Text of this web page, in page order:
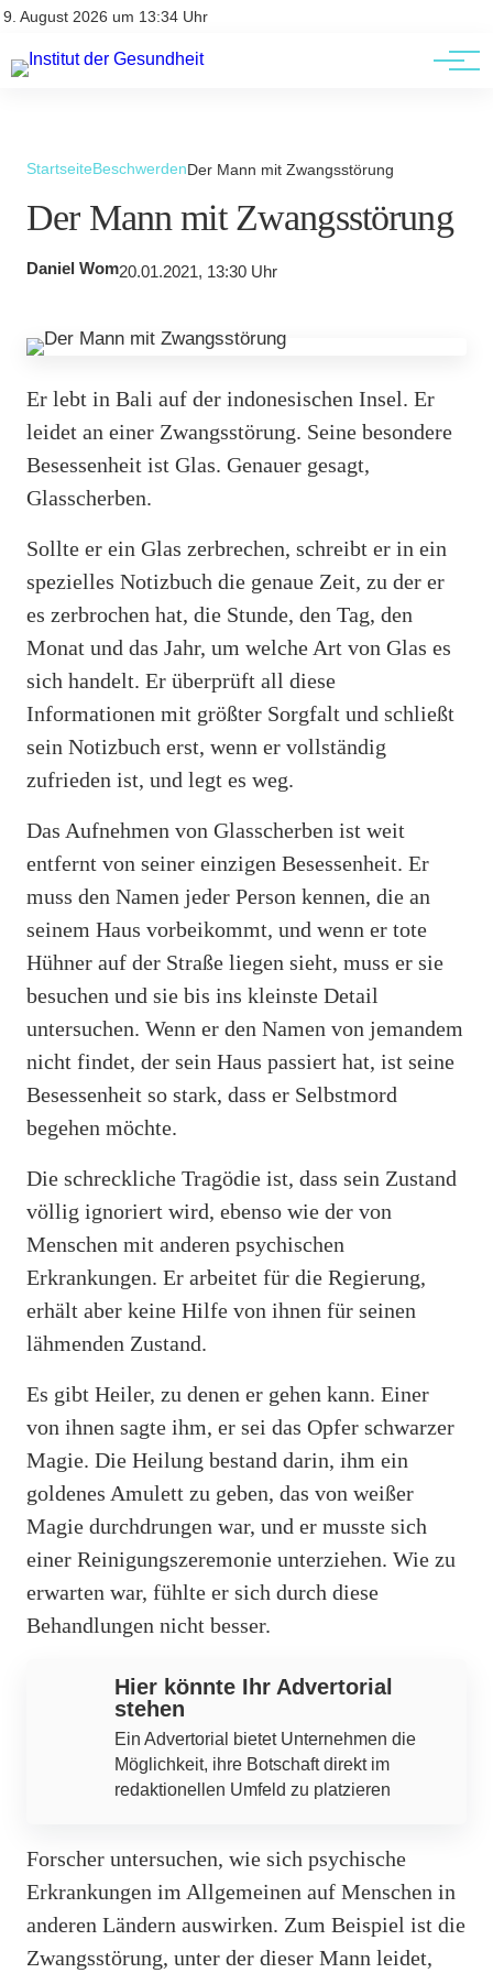
9. August 2026 um 13:34 Uhr
Kontakt
Kontakt
AGBs
StartseiteBeschwerdenDer Mann mit Zwangsstörung
Der Mann mit Zwangsstörung
Daniel Wom20.01.2021, 13:30 Uhr
Er lebt in Bali auf der indonesischen Insel. Er
leidet an einer Zwangsstörung. Seine besondere
Besessenheit ist Glas. Genauer gesagt,
Glasscherben.
Sollte er ein Glas zerbrechen, schreibt er in ein
spezielles Notizbuch die genaue Zeit, zu der er
es zerbrochen hat, die Stunde, den Tag, den
Monat und das Jahr, um welche Art von Glas es
sich handelt. Er überprüft all diese
Informationen mit größter Sorgfalt und schließt
sein Notizbuch erst, wenn er vollständig
zufrieden ist, und legt es weg.
Das Aufnehmen von Glasscherben ist weit
entfernt von seiner einzigen Besessenheit. Er
muss den Namen jeder Person kennen, die an
seinem Haus vorbeikommt, und wenn er tote
Hühner auf der Straße liegen sieht, muss er sie
besuchen und sie bis ins kleinste Detail
untersuchen. Wenn er den Namen von jemandem
nicht findet, der sein Haus passiert hat, ist seine
Besessenheit so stark, dass er Selbstmord
begehen möchte.
Die schreckliche Tragödie ist, dass sein Zustand
völlig ignoriert wird, ebenso wie der von
Menschen mit anderen psychischen
Erkrankungen. Er arbeitet für die Regierung,
erhält aber keine Hilfe von ihnen für seinen
lähmenden Zustand.
Es gibt Heiler, zu denen er gehen kann. Einer
von ihnen sagte ihm, er sei das Opfer schwarzer
Magie. Die Heilung bestand darin, ihm ein
goldenes Amulett zu geben, das von weißer
Magie durchdrungen war, und er musste sich
einer Reinigungszeremonie unterziehen. Wie zu
erwarten war, fühlte er sich durch diese
Behandlungen nicht besser.
Hier könnte Ihr Advertorial
stehen
Ein Advertorial bietet Unternehmen die
Möglichkeit, ihre Botschaft direkt im
redaktionellen Umfeld zu platzieren
Forscher untersuchen, wie sich psychische
Erkrankungen im Allgemeinen auf Menschen in
anderen Ländern auswirken. Zum Beispiel ist die
Zwangsstörung, unter der dieser Mann leidet,